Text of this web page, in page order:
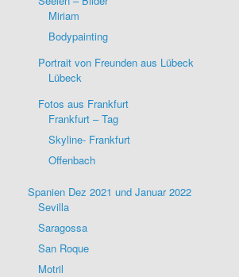
Miriam
Bodypainting
Portrait von Freunden aus Lübeck
Lübeck
Fotos aus Frankfurt
Frankfurt – Tag
Skyline- Frankfurt
Offenbach
Spanien Dez 2021 und Januar 2022
Sevilla
Saragossa
San Roque
Motril